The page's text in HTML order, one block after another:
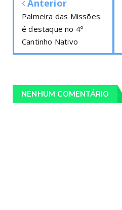
Anterior
Palmeira das Missões
é destaque no 4º
Cantinho Nativo
NENHUM COMENTÁRIO